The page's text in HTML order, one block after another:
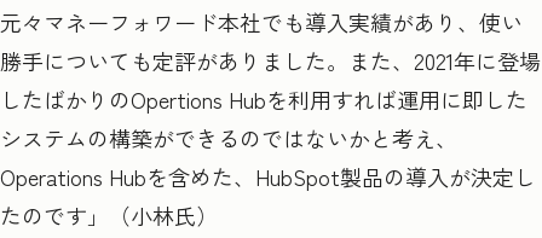
元々マネーフォワード本社でも導入実績があり、使い
勝手についても定評がありました。また、2021年に登場
したばかりのOpertions Hubを利用すれば運用に即した
システムの構築ができるのではないかと考え、
Operations Hubを含めた、HubSpot製品の導入が決定し
たのです」（小林氏）